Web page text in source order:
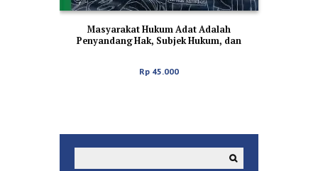
Masyarakat Hukum Adat Adalah
Penyandang Hak, Subjek Hukum, dan
Rp 45.000